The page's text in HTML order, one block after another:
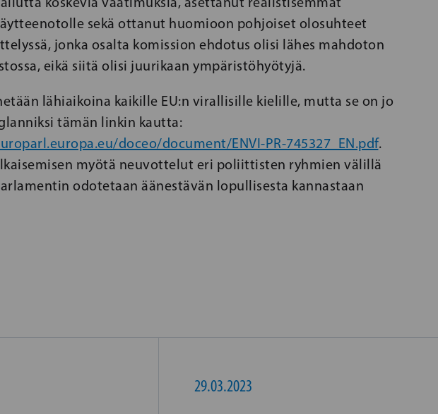
sekä ottanut huomioon pohjoiset olosuhteet
jonka osalta komission ehdotus olisi lähes mahdoton
eikä siitä olisi juurikaan ympäristöhyötyjä.
lähiaikoina kaikille EU:n virallisille kielille, mutta se on jo
tämän linkin kautta:
doceo/document/ENVI-PR-745327_EN.pdf.
myötä neuvottelut eri poliittisten ryhmien välillä
odotetaan äänestävän lopullisesta kannastaan
29.03.2023